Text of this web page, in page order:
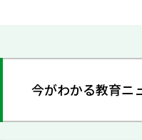
今がわかる教育ニ